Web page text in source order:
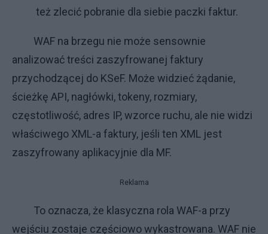
też zlecić pobranie dla siebie paczki faktur.
WAF na brzegu nie może sensownie
analizować treści zaszyfrowanej faktury
przychodzącej do KSeF. Może widzieć żądanie,
ścieżkę API, nagłówki, tokeny, rozmiary,
częstotliwość, adres IP, wzorce ruchu, ale nie widzi
właściwego XML-a faktury, jeśli ten XML jest
zaszyfrowany aplikacyjnie dla MF.
Reklama
To oznacza, że klasyczna rola WAF-a przy
wejściu zostaje częściowo wykastrowana. WAF nie